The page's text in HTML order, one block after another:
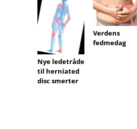
Nye ledetråde
til herniated
disc smerter
Verdens
fedmedag